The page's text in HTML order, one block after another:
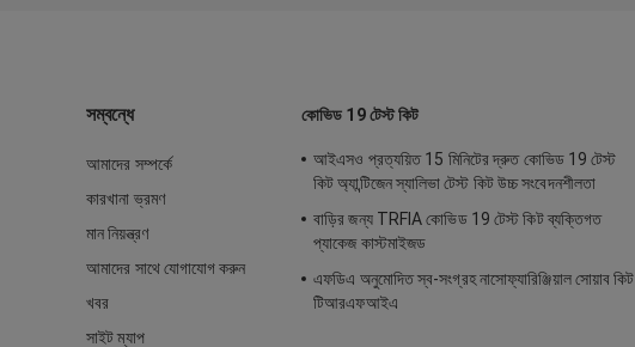
সম্বন্ধে
আমাদের সম্পর্কে
কারখানা ভ্রমণ
মান নিয়ন্ত্রণ
আমাদের সাথে যোগাযোগ করুন
খবর
সাইট ম্যাপ
কোভিড 19 টেস্ট কিট
আইএসও প্রত্যয়িত 15 মিনিটের দ্রুত কোভিড 19 টেস্ট
কিট অ্যান্টিজেন স্যালিভা টেস্ট কিট উচ্চ সংবেদনশীলতা
বাড়ির জন্য TRFIA কোভিড 19 টেস্ট কিট ব্যক্তিগত
প্যাকেজ কাস্টমাইজড
এফডিএ অনুমোদিত স্ব-সংগ্রহ নাসোফ্যারিঞ্জিয়াল সোয়াব কিট
টিআরএফআইএ